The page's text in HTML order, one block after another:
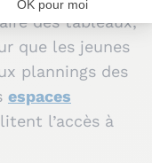
des tableaux,
que les jeunes
plannings des
espaces
l’accès à